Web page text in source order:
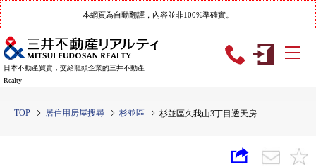
本網頁為自動翻譯，內容並非100%準確實。
日本不動產買賣，交給龍頭企業的三井不動產
Realty
TOP 居住用房屋搜尋 杉並區 杉並區久我山3丁目透天房